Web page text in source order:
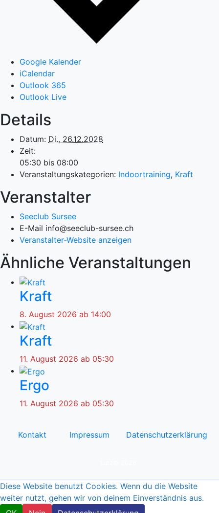
Google Kalender
iCalendar
Outlook 365
Outlook Live
Details
Datum: Di., 26.12.2028
Zeit:
05:30 bis 08:00
Veranstaltungskategorien: Indoortraining, Kraft
Veranstalter
Seeclub Sursee
E-Mail info@seeclub-sursee.ch
Veranstalter-Website anzeigen
Ähnliche Veranstaltungen
Kraft
8. August 2026 ab 14:00
Kraft
11. August 2026 ab 05:30
Ergo
11. August 2026 ab 05:30
Kontakt Impressum Datenschutzerklärung
Diese Website benutzt Cookies. Wenn du die Website
weiter nutzt, gehen wir von deinem Einverständnis aus.